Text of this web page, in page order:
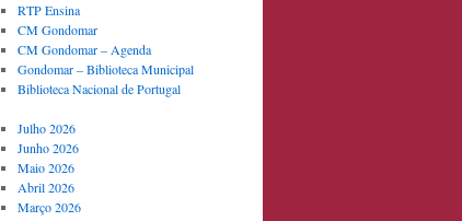
RTP Ensina
CM Gondomar
CM Gondomar – Agenda
Gondomar – Biblioteca Municipal
Biblioteca Nacional de Portugal
Julho 2026
Junho 2026
Maio 2026
Abril 2026
Março 2026